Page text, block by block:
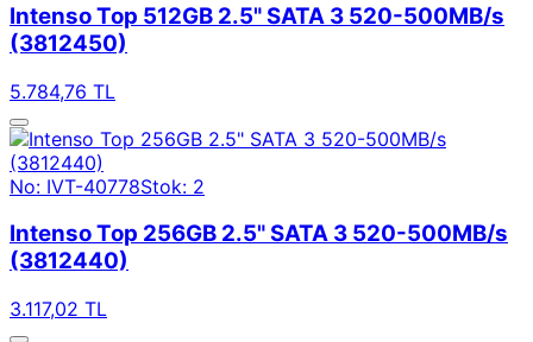
Intenso Top 512GB 2.5" SATA 3 520-500MB/s
(3812450)
5.784,76 TL
No: IVT-40778Stok: 2
Intenso Top 256GB 2.5" SATA 3 520-500MB/s
(3812440)
3.117,02 TL